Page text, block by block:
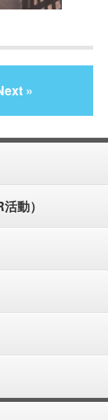
»
動）